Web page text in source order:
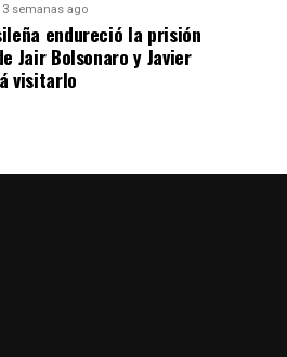
3 semanas ago
endureció la prisión
Jair Bolsonaro y Javier
visitarlo